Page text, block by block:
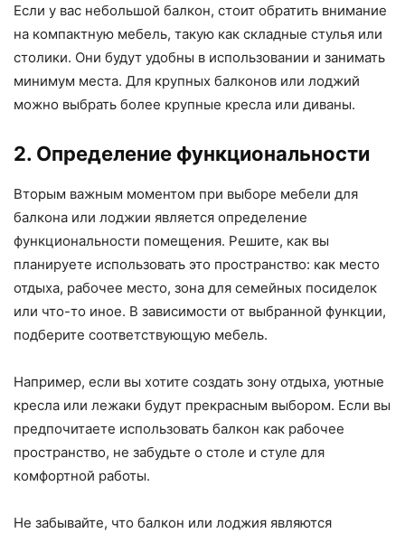
Если у вас небольшой балкон, стоит обратить внимание
на компактную мебель, такую как складные стулья или
столики. Они будут удобны в использовании и занимать
минимум места. Для крупных балконов или лоджий
можно выбрать более крупные кресла или диваны.
2. Определение функциональности
Вторым важным моментом при выборе мебели для
балкона или лоджии является определение
функциональности помещения. Решите, как вы
планируете использовать это пространство: как место
отдыха, рабочее место, зона для семейных посиделок
или что-то иное. В зависимости от выбранной функции,
подберите соответствующую мебель.
Например, если вы хотите создать зону отдыха, уютные
кресла или лежаки будут прекрасным выбором. Если вы
предпочитаете использовать балкон как рабочее
пространство, не забудьте о столе и стуле для
комфортной работы.
Не забывайте, что балкон или лоджия являются